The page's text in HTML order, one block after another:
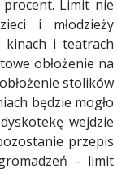
procent. Limit nie
i młodzieży
kinach i teatrach
obłożenie na
stolików
będzie mogło
wejdzie
przepis
– limit